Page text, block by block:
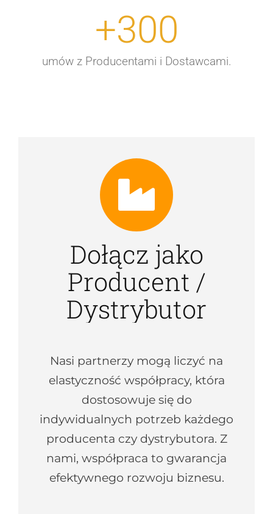
+300
umów z Producentami i Dostawcami.
Dołącz jako
Producent /
Dystrybutor
Nasi partnerzy mogą liczyć na
elastyczność współpracy, która
dostosowuje się do
indywidualnych potrzeb każdego
producenta czy dystrybutora. Z
nami, współpraca to gwarancja
efektywnego rozwoju biznesu.